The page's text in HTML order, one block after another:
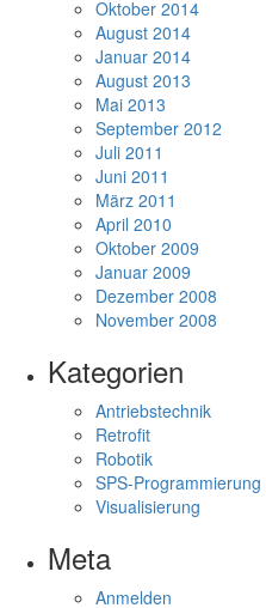
Oktober 2014
August 2014
Januar 2014
August 2013
Mai 2013
September 2012
Juli 2011
Juni 2011
März 2011
April 2010
Oktober 2009
Januar 2009
Dezember 2008
November 2008
Kategorien
Antriebstechnik
Retrofit
Robotik
SPS-Programmierung
Visualisierung
Meta
Anmelden